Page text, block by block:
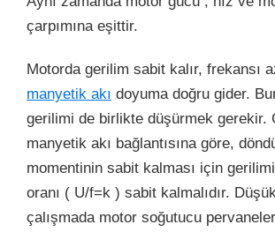
çarpımına eşittir.
Motorda gerilim sabit kalır, frekansı
manyetik akı doyuma doğru gider.
gerilimi de birlikte düşürmek gerekir.
manyetik akı bağlantısına göre,
momentinin sabit kalması için
oranı ( U/f=k ) sabit kalmalıdır.
çalışmada motor soğutucu